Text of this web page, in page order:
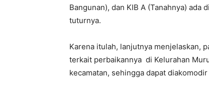
Bangunan), dan KIB A (Tanahnya) ada
tuturnya.
Karena itulah, lanjutnya menjelaskan,
terkait perbaikannya di Kelurahan
kecamatan, sehingga dapat